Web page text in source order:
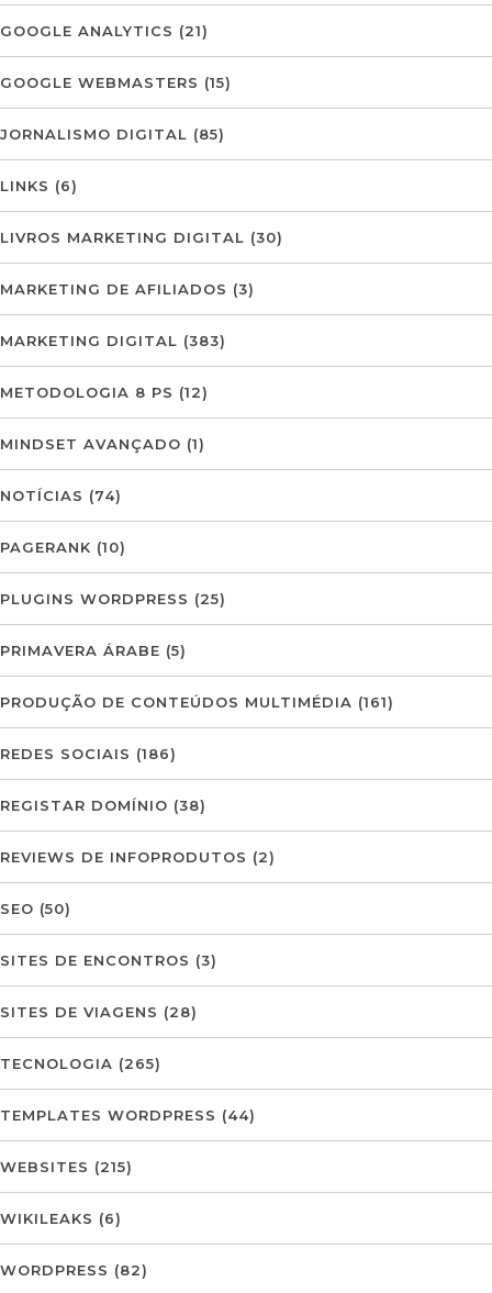
GOOGLE ANALYTICS (21)
GOOGLE WEBMASTERS (15)
JORNALISMO DIGITAL (85)
LINKS (6)
LIVROS MARKETING DIGITAL (30)
MARKETING DE AFILIADOS (3)
MARKETING DIGITAL (383)
METODOLOGIA 8 PS (12)
MINDSET AVANÇADO (1)
NOTÍCIAS (74)
PAGERANK (10)
PLUGINS WORDPRESS (25)
PRIMAVERA ÁRABE (5)
PRODUÇÃO DE CONTEÚDOS MULTIMÉDIA (161)
REDES SOCIAIS (186)
REGISTAR DOMÍNIO (38)
REVIEWS DE INFOPRODUTOS (2)
SEO (50)
SITES DE ENCONTROS (3)
SITES DE VIAGENS (28)
TECNOLOGIA (265)
TEMPLATES WORDPRESS (44)
WEBSITES (215)
WIKILEAKS (6)
WORDPRESS (82)